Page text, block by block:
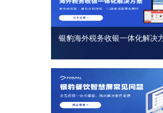
银豹海外税务收银一体化解决